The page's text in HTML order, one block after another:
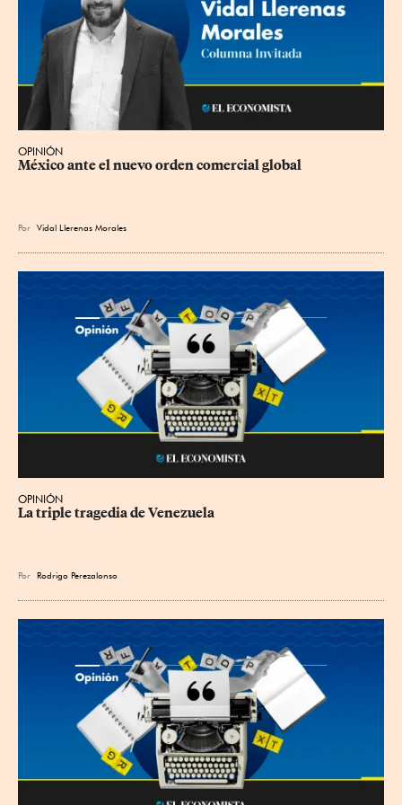
OPINIÓN
México ante el nuevo orden comercial global
Por Vidal Llerenas Morales
OPINIÓN
La triple tragedia de Venezuela
Por Rodrigo Perezalonso